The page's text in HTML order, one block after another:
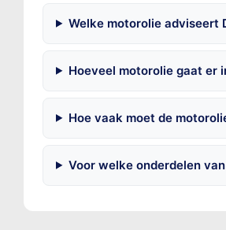
Welke motorolie adviseert
Hoeveel motorolie gaat er
Hoe vaak moet de
Voor welke onderdelen